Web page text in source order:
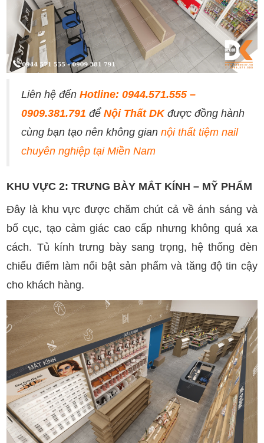
Liên hệ đếnHotline: 0944.571.555 –
0909.381.791 đểNội Thất DKđược đồng hành
cùng bạn tạo nên không giannội thất tiệm nail
chuyên nghiệp tại Miền Nam
KHU VỰC 2: TRƯNG BÀY MẮT KÍNH – MỸ PHẨM
Đây là khu vực được chăm chút cả về ánh sáng và
bố cục, tạo cảm giác cao cấp nhưng không quá xa
cách. Tủ kính trưng bày sang trọng, hệ thống đèn
chiếu điểm làm nổi bật sản phẩm và tăng độ tin cậy
cho khách hàng.